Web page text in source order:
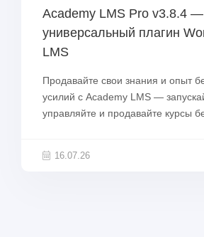
Academy LMS Pro v3.8.4 —
универсальный плагин
LMS
Продавайте свои знания и опыт
усилий с Academy LMS —
управляйте и продавайте курсы
16.07.26